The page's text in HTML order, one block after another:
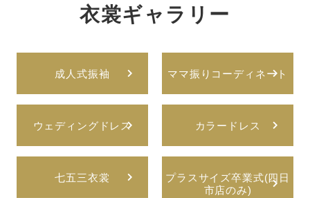
衣裳ギャラリー
成人式振袖 ママ振りコーディネート
ウェディングドレス カラードレス
七五三衣裳
プラスサイズ卒業式(四日
市店のみ)